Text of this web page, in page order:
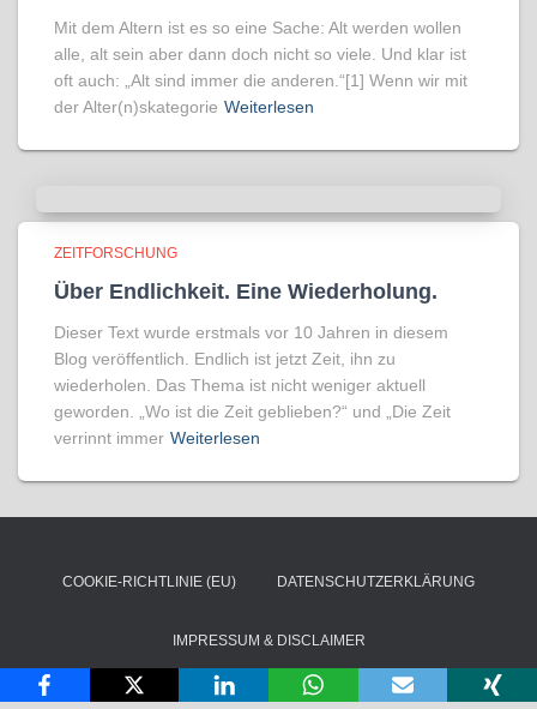
Mit dem Altern ist es so eine Sache: Alt werden wollen
alle, alt sein aber dann doch nicht so viele. Und klar ist
oft auch: „Alt sind immer die anderen.“[1] Wenn wir mit
der Alter(n)skategorie Weiterlesen
ZEITFORSCHUNG
Über Endlichkeit. Eine Wiederholung.
Dieser Text wurde erstmals vor 10 Jahren in diesem
Blog veröffentlich. Endlich ist jetzt Zeit, ihn zu
wiederholen. Das Thema ist nicht weniger aktuell
geworden. „Wo ist die Zeit geblieben?“ und „Die Zeit
verrinnt immer Weiterlesen
COOKIE-RICHTLINIE (EU) DATENSCHUTZERKLÄRUNG
IMPRESSUM & DISCLAIMER